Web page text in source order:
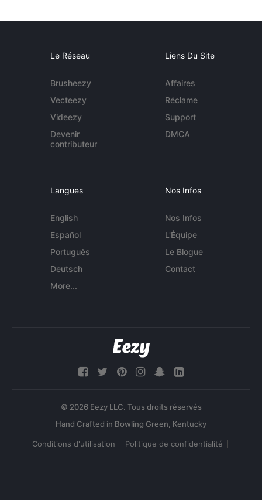
Le Réseau
Brusheezy
Vecteezy
Videezy
Devenir
contributeur
Liens Du Site
Affaires
Réclame
Support
DMCA
Langues
English
Español
Português
Deutsch
More...
Nos Infos
Nos Infos
L'Équipe
Le Blogue
Contact
© 2026 Eezy LLC. Tous droits réservés
Conditions d'utilisation Politique de confidentialité